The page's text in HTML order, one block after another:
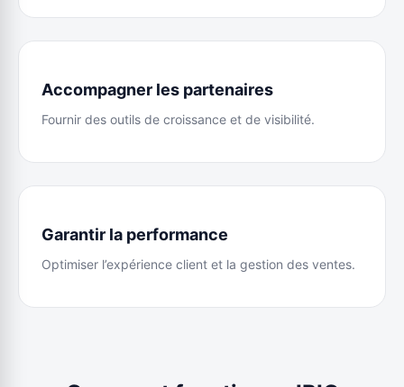
Accompagner les partenaires
Fournir des outils de croissance et de visibilité.
Garantir la performance
Optimiser l’expérience client et la gestion des ventes.